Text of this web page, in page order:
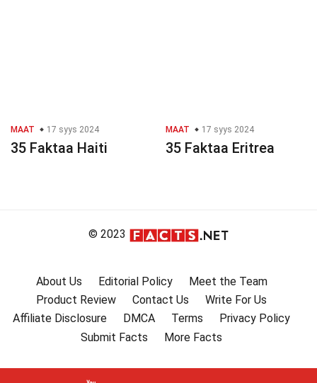
MAAT 17 syys 2024
35 Faktaa Haiti
MAAT 17 syys 2024
35 Faktaa Eritrea
© 2023
About Us Editorial Policy
Meet the Team
Product Review
Contact Us
Write For Us
Affiliate Disclosure
DMCA Terms
Privacy Policy
Submit Facts
More Facts